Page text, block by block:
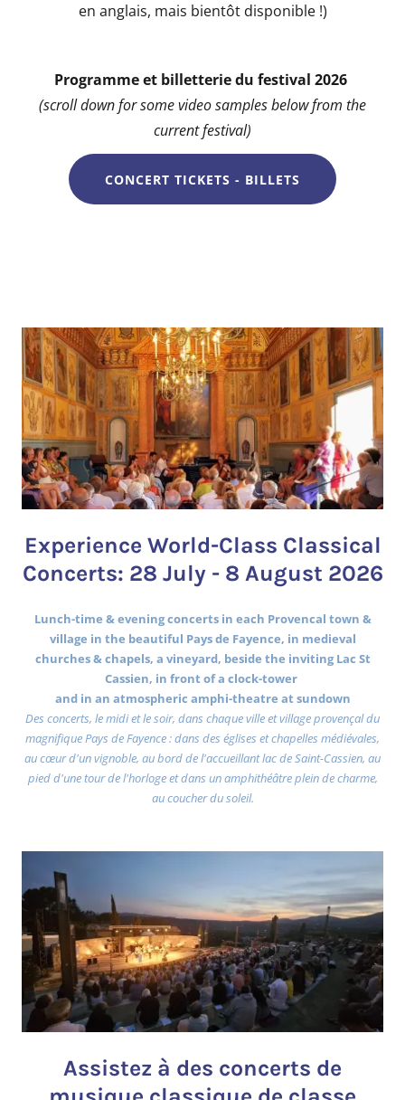
en anglais, mais bientôt disponible !)
Programme et billetterie du festival 2026
(scroll down for some video samples below from the
current festival)
CONCERT TICKETS - BILLETS
Experience World-Class Classical
Concerts: 28 July - 8 August 2026
Lunch-time & evening concerts in each Provencal town &
village in the beautiful Pays de Fayence, in medieval
churches & chapels, a vineyard, beside the inviting Lac St
Cassien, in front of a clock-tower
and in an atmospheric amphi-theatre at sundown
Des concerts, le midi et le soir, dans chaque ville et village provençal du
magnifique Pays de Fayence : dans des églises et chapelles médiévales,
au cœur d'un vignoble, au bord de l'accueillant lac de Saint-Cassien, au
pied d'une tour de l'horloge et dans un amphithéâtre plein de charme,
au coucher du soleil.
Assistez à des concerts de